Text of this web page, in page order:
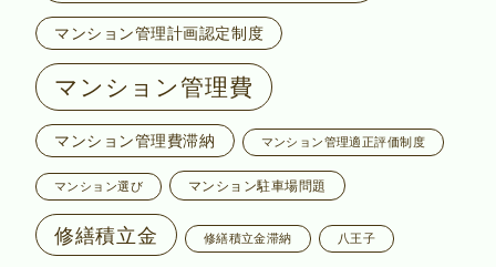
マンション管理計画認定制度
マンション管理費
マンション管理費滞納 マンション管理適正評価制度
マンション選び マンション駐車場問題
修繕積立金 修繕積立金滞納 八王子